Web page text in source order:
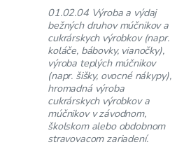
01.02.04 Výroba a výdaj
bežných druhov múčnikov a
cukrárskych výrobkov (napr.
koláče, bábovky, vianočky),
výroba teplých múčnikov
(napr. šišky, ovocné nákypy),
hromadná výroba
cukrárskych výrobkov a
múčnikov v závodnom,
školskom alebo obdobnom
stravovacom zariadení.